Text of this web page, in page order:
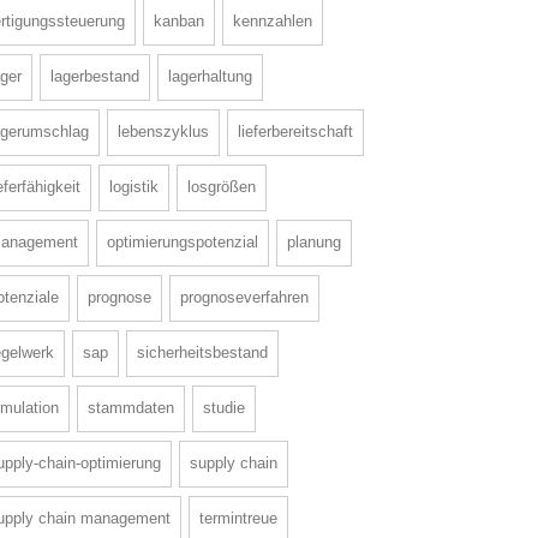
kanban kennzahlen
lagerbestand lagerhaltung
lebenszyklus lieferbereitschaft
logistik losgrößen
optimierungspotenzial planung
prognose prognoseverfahren
sap sicherheitsbestand
stammdaten studie
chain-optimierung supply chain
chain management termintreue